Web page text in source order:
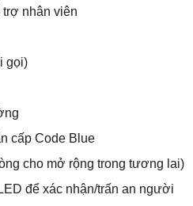
trợ nhân viên
gọi)
cấp Code Blue
cho mở rộng trong tương lai)
để xác nhận/trấn an người